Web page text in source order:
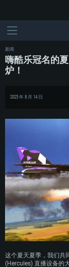
新闻
嗨酷乐冠名的
炉！
2025 年 8 月 14 日
这个夏天夏季，我们共
(Hercules) 直播设备的